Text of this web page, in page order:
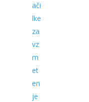
ači
lke
za
vz
m
et
en
je